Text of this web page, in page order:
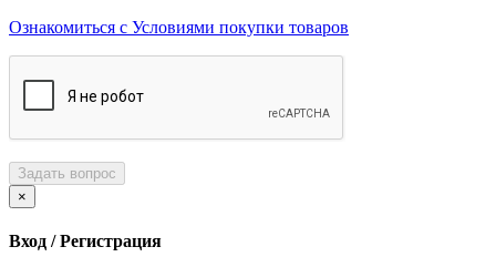
Ознакомиться с Условиями покупки товаров
Задать вопрос
×
Вход / Регистрация